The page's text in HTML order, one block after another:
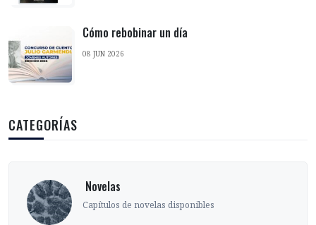
Cómo rebobinar un día
08 JUN 2026
CATEGORÍAS
‎ Novelas
Capítulos de novelas disponibles